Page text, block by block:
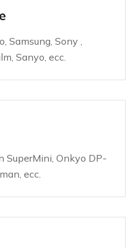
Samsung, Sony ,
Sanyo, ecc.
SuperMini, Onkyo DP-
ecc.